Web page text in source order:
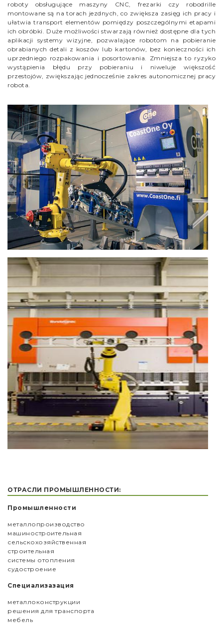
roboty obsługujące maszyny CNC, frezarki czy robodrille
montowane są na torach jezdnych, co zwiększa zasięg ich pracy i
ułatwia transport elementów pomiędzy poszczególnymi etapami
ich obróbki. Duże możliwości stwarzają również dostępne dla tych
aplikacji systemy wizyjne, pozwalające robotom na pobieranie
obrabianych detali z koszów lub kartonów, bez konieczności ich
uprzedniego rozpakowania i posortowania. Zmniejsza to ryzyko
wystąpienia błędu przy pobieraniu i niweluje większość
przestojów, zwiększając jednocześnie zakres autonomicznej pracy
robota.
ОТРАСЛИ ПРОМЫШЛЕННОСТИ:
Промышленности
металлопроизводство
машиностроительная
сельскохозяйственная
строительная
системы отопления
судостроение
Специализазация
металлоконструкции
решения для транспорта
мебель